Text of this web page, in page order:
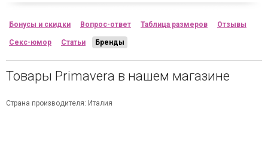
Бонусы и скидки Вопрос-ответ Таблица размеров Отзывы
Секс-юмор Статьи Бренды
Товары Primavera в нашем магазине
Страна производителя: Италия